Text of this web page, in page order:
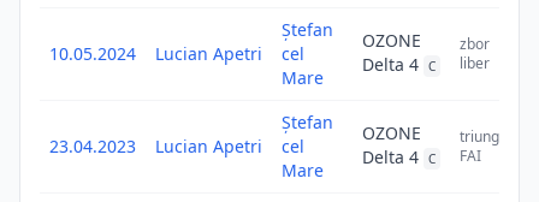
10.05.2024 Lucian Apetri
Ștefan
cel
Mare
OZONE
Delta 4 C
zbor
liber
23.04.2023 Lucian Apetri
Ștefan
cel
Mare
OZONE
Delta 4 C
triunghi
FAI